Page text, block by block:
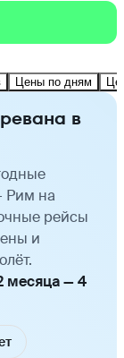
Цены по дням
в
Рим на
рейсы
и
месяца — 4